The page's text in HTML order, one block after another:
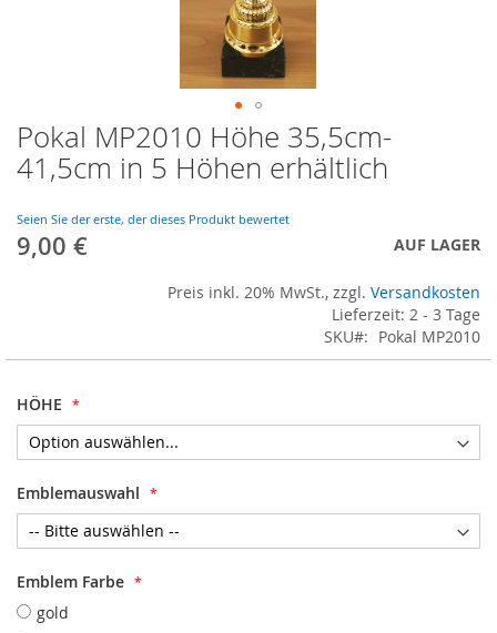
Pokal MP2010 Höhe 35,5cm-
41,5cm in 5 Höhen erhältlich
Seien Sie der erste, der dieses Produkt bewertet
9,00 € AUF LAGER
Preis inkl. 20% MwSt., zzgl. Versandkosten
Lieferzeit: 2 - 3 Tage
SKU
Pokal MP2010
HÖHE
Emblemauswahl
Emblem Farbe
gold
Skip
to
the
of
the
images